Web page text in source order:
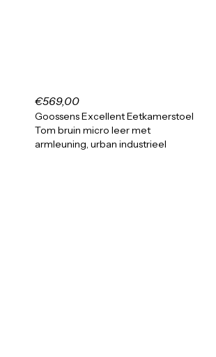
€569,00
Goossens Excellent Eetkamerstoel
Tom bruin micro leer met
armleuning, urban industrieel